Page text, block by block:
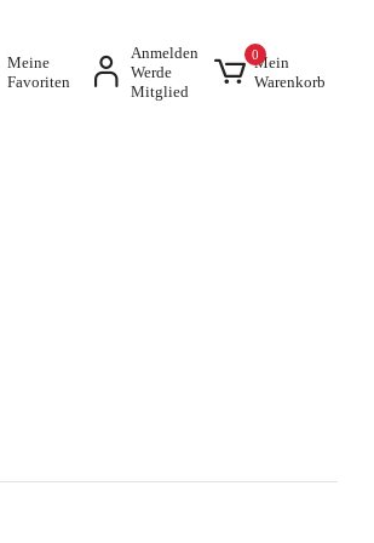
Meine
Favoriten
Anmelden
Werde
Mitglied
0Mein
Warenkorb